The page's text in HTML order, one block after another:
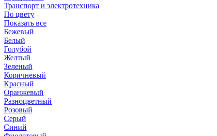
Транспорт и электротехника
По цвету
Показать все
Бежевый
Белый
Голубой
Желтый
Зеленый
Коричневый
Красный
Оранжевый
Разноцветный
Розовый
Серый
Синий